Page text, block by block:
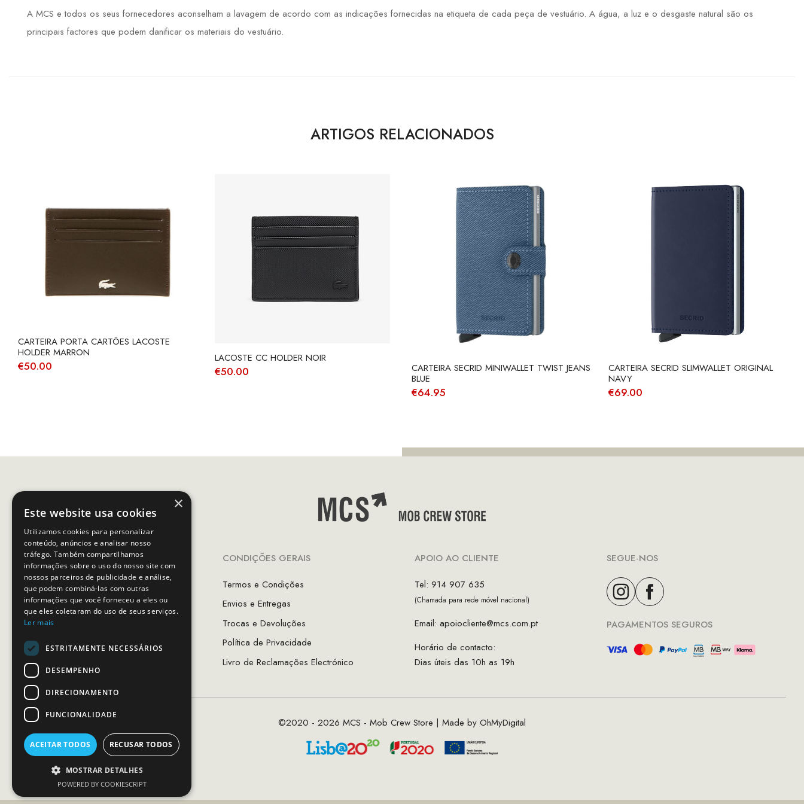
A MCS e todos os seus fornecedores aconselham a lavagem de acordo com as indicações fornecidas na etiqueta de cada peça de vestuário. A água, a luz e o desgaste natural são os
principais factores que podem danificar os materiais do vestuário.
ARTIGOS RELACIONADOS
CARTEIRA PORTA CARTÕES LACOSTE
HOLDER MARRON
€50.00
LACOSTE CC HOLDER NOIR
€50.00
CARTEIRA SECRID MINIWALLET TWIST JEANS
BLUE
€64.95
CARTEIRA SECRID SLIMWALLET ORIGINAL
NAVY
€69.00
INFORMAÇÕES
A Minha Conta
Favoritos
As Lojas MCS
Sobre Nós
Guia de Tamanhos
CONDIÇÕES GERAIS
Termos e Condições
Envios e Entregas
Trocas e Devoluções
Política de Privacidade
Livro de Reclamações Electrónico
APOIO AO CLIENTE
Tel: 914 907 635
(Chamada para rede móvel nacional)
Email: apoiocliente@mcs.com.pt
Horário de contacto:
Dias úteis das 10h as 19h
SEGUE-NOS
PAGAMENTOS SEGUROS
©2020 - 2026 MCS - Mob Crew Store | Made by OhMyDigital
×
Este website usa cookies
Utilizamos cookies para personalizar
conteúdo, anúncios e analisar nosso
tráfego. Também compartilhamos
informações sobre o uso do nosso site com
nossos parceiros de publicidade e análise,
que podem combiná-las com outras
informações que você forneceu a eles ou
que eles coletaram do uso de seus serviços.
Ler mais
ESTRITAMENTE NECESSÁRIOS
DESEMPENHO
DIRECIONAMENTO
FUNCIONALIDADE
ACEITAR TODOS RECUSAR TODOS
MOSTRAR DETALHES
POWERED BY COOKIESCRIPT